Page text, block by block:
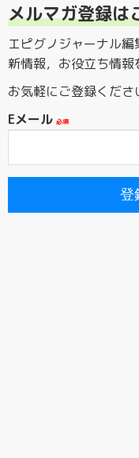
メルマガ登録は
エピグノジャーナル
新情報，お役立ち情報
お気軽にご登録くださ
Eメール